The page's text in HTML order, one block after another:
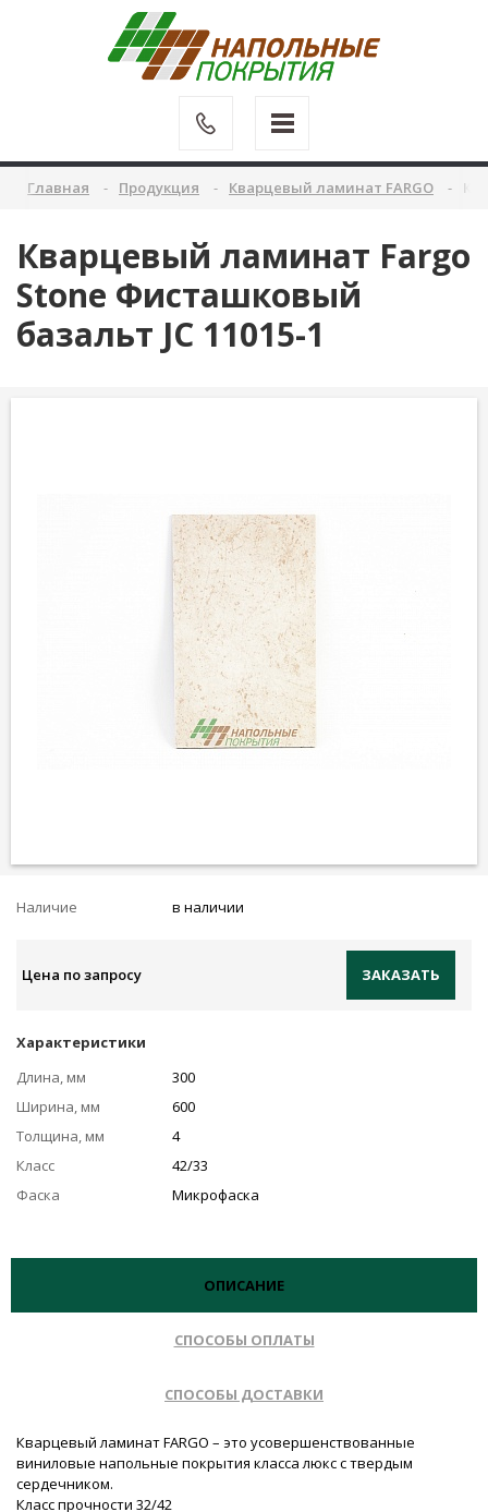
Главная Продукция Кварцевый ламинат FARGO
Кварцевый ламинат Fargo
Stone Фисташковый
базальт JC 11015-1
Наличие в наличии
Цена по запросу ЗАКАЗАТЬ
Характеристики
Длина, мм
300
Ширина, мм
600
Толщина, мм
4
Класс
42/33
Фаска
Микрофаска
ОПИСАНИЕ
СПОСОБЫ ОПЛАТЫ
СПОСОБЫ ДОСТАВКИ
Кварцевый ламинат FARGO – это усовершенствованные
виниловые напольные покрытия класса люкс с твердым
сердечником.
Класс прочности 32/42